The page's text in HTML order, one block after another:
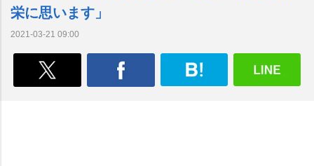
栄に思います」
2021-03-21 09:00